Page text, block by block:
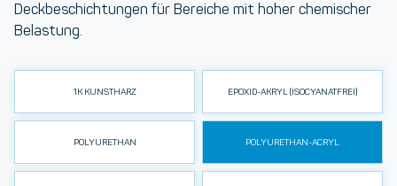
Deckbeschichtungen für Bereiche mit hoher chemischer
Belastung.
1K KUNSTHARZ EPOXID-AKRYL (ISOCYANATFREI)
POLYURETHAN POLYURETHAN-ACRYL